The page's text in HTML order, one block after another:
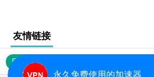
友情链接
网站地图
永久免费使用的加速器